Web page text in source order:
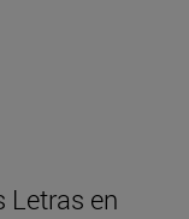
Letras en